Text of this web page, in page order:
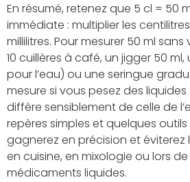
En résumé, retenez que 5 cl = 50
immédiate : multiplier les
millilitres. Pour mesurer 50 ml sans
10 cuillères à café, un jigger 50
pour l’eau) ou une seringue
mesure si vous pesez des
diffère sensiblement de celle de
repères simples et quelques
gagnerez en précision et éviterez
en cuisine, en mixologie ou lors
médicaments liquides.